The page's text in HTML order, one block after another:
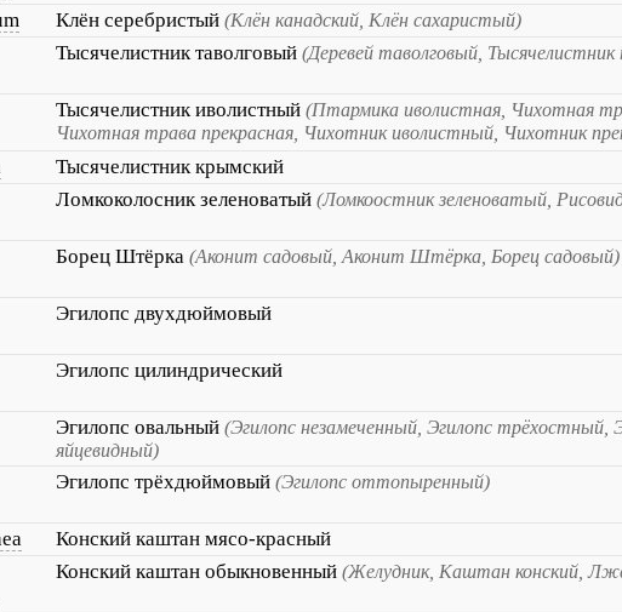
Клён серебристый (Клён канадский, Клён сахаристый)
Тысячелистник таволговый (Деревей таволговый,
Тысячелистник иволистный (Птармика иволистная, Чихотная
Чихотная трава прекрасная, Чихотник иволистный, Чихотник
Тысячелистник крымский
Ломкоколосник зеленоватый (Ломкоостник зеленоватый,
Борец Штёрка (Аконит садовый, Аконит Штёрка, Борец садовый)
Эгилопс двухдюймовый
Эгилопс цилиндрический
Эгилопс овальный (Эгилопс незамеченный, Эгилопс трёхостный,
яйцевидный)
Эгилопс трёхдюймовый (Эгилопс оттопыренный)
Конский каштан мясо-красный
Конский каштан обыкновенный (Желудник, Каштан конский,